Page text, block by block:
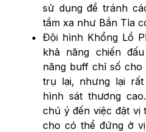
sử dụng để tránh
tầm xa như Bắn Tỉa
Đội hình Khổng Lồ
khả năng chiến
năng buff chỉ số
trụ lại, nhưng lại
hình sát thương
chú ý đến việc đặt
cho có thể đứng ở